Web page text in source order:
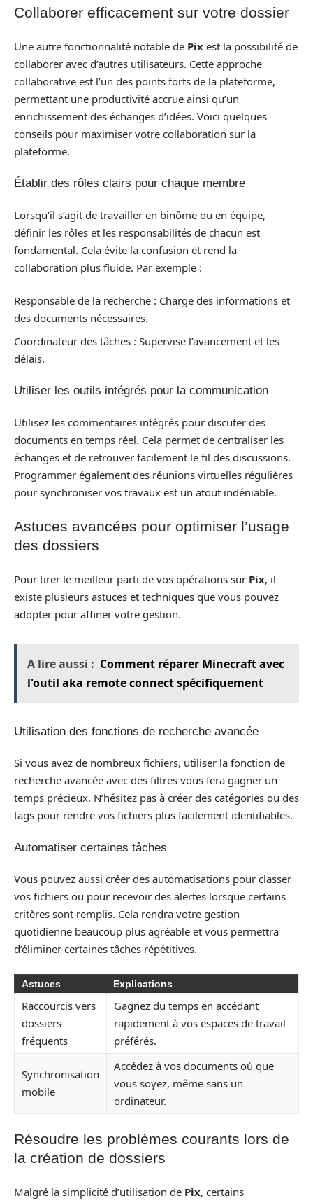
Collaborer efficacement sur votre dossier
Une autre fonctionnalité notable de Pix est la possibilité de
collaborer avec d’autres utilisateurs. Cette approche
collaborative est l’un des points forts de la plateforme,
permettant une productivité accrue ainsi qu’un
enrichissement des échanges d’idées. Voici quelques
conseils pour maximiser votre collaboration sur la
plateforme.
Établir des rôles clairs pour chaque membre
Lorsqu’il s’agit de travailler en binôme ou en équipe,
définir les rôles et les responsabilités de chacun est
fondamental. Cela évite la confusion et rend la
collaboration plus fluide. Par exemple :
Responsable de la recherche : Charge des informations et
des documents nécessaires.
Coordinateur des tâches : Supervise l’avancement et les
délais.
Utiliser les outils intégrés pour la communication
Utilisez les commentaires intégrés pour discuter des
documents en temps réel. Cela permet de centraliser les
échanges et de retrouver facilement le fil des discussions.
Programmer également des réunions virtuelles régulières
pour synchroniser vos travaux est un atout indéniable.
Astuces avancées pour optimiser l’usage
des dossiers
Pour tirer le meilleur parti de vos opérations sur Pix, il
existe plusieurs astuces et techniques que vous pouvez
adopter pour affiner votre gestion.
A lire aussi : Comment réparer Minecraft avec
l'outil aka remote connect spécifiquement
Utilisation des fonctions de recherche avancée
Si vous avez de nombreux fichiers, utiliser la fonction de
recherche avancée avec des filtres vous fera gagner un
temps précieux. N’hésitez pas à créer des catégories ou des
tags pour rendre vos fichiers plus facilement identifiables.
Automatiser certaines tâches
Vous pouvez aussi créer des automatisations pour classer
vos fichiers ou pour recevoir des alertes lorsque certains
critères sont remplis. Cela rendra votre gestion
quotidienne beaucoup plus agréable et vous permettra
d’éliminer certaines tâches répétitives.
Astuces Explications
Raccourcis vers
dossiers
fréquents
Gagnez du temps en accédant
rapidement à vos espaces de travail
préférés.
Synchronisation
mobile
Accédez à vos documents où que
vous soyez, même sans un
ordinateur.
Résoudre les problèmes courants lors de
la création de dossiers
Malgré la simplicité d’utilisation de Pix, certains